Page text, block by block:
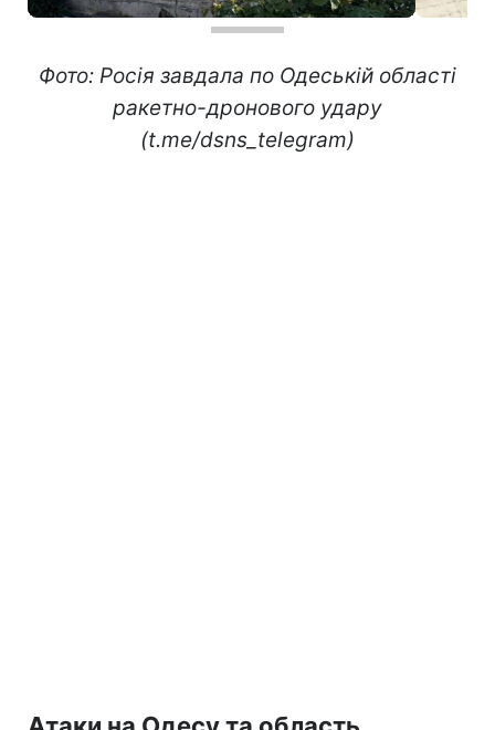
Фото: Росія завдала по Одеській області
ракетно-дронового удару
(t.me/dsns_telegram)